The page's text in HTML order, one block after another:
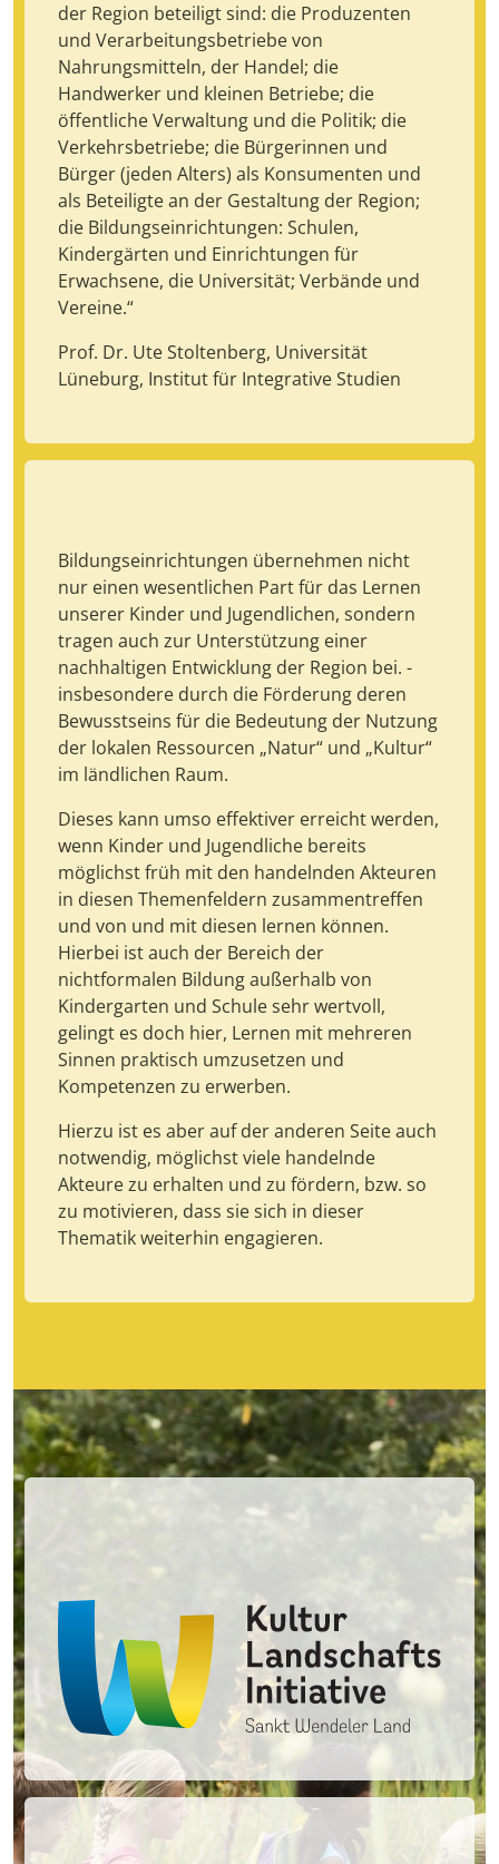
der Region beteiligt sind: die Produzenten
und Verarbeitungsbetriebe von
Nahrungsmitteln, der Handel; die
Handwerker und kleinen Betriebe; die
öffentliche Verwaltung und die Politik; die
Verkehrsbetriebe; die Bürgerinnen und
Bürger (jeden Alters) als Konsumenten und
als Beteiligte an der Gestaltung der Region;
die Bildungseinrichtungen: Schulen,
Kindergärten und Einrichtungen für
Erwachsene, die Universität; Verbände und
Vereine.“
Prof. Dr. Ute Stoltenberg, Universität
Lüneburg, Institut für Integrative Studien
Bildungseinrichtungen übernehmen nicht
nur einen wesentlichen Part für das Lernen
unserer Kinder und Jugendlichen, sondern
tragen auch zur Unterstützung einer
nachhaltigen Entwicklung der Region bei. -
insbesondere durch die Förderung deren
Bewusstseins für die Bedeutung der Nutzung
der lokalen Ressourcen „Natur“ und „Kultur“
im ländlichen Raum.
Dieses kann umso effektiver erreicht werden,
wenn Kinder und Jugendliche bereits
möglichst früh mit den handelnden Akteuren
in diesen Themenfeldern zusammentreffen
und von und mit diesen lernen können.
Hierbei ist auch der Bereich der
nichtformalen Bildung außerhalb von
Kindergarten und Schule sehr wertvoll,
gelingt es doch hier, Lernen mit mehreren
Sinnen praktisch umzusetzen und
Kompetenzen zu erwerben.
Hierzu ist es aber auf der anderen Seite auch
notwendig, möglichst viele handelnde
Akteure zu erhalten und zu fördern, bzw. so
zu motivieren, dass sie sich in dieser
Thematik weiterhin engagieren.